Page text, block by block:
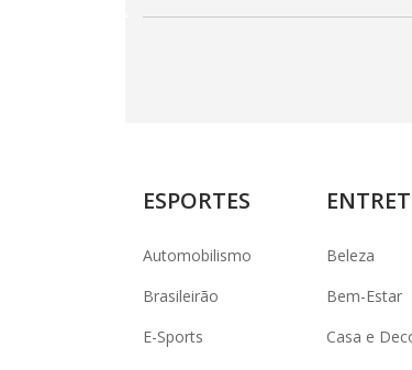
ESPORTES
Automobilismo
Brasileirão
E-Sports
Beleza
Bem-Estar
Casa e